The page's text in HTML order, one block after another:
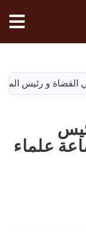
القضاة و رئيس
علماء